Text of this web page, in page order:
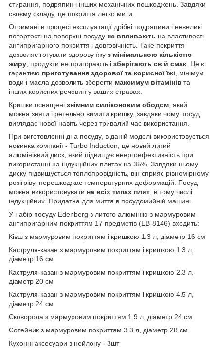
стирання, подряпин і інших механічних пошкоджень. Завдяки
своєму складу, це покриття легко мити.
Отримані в процесі експлуатації дрібні подряпини і невеликі
потертості на поверхні посуду не впливають на властивості
антипригарного покриття і довговічність. Таке покриття
дозволяє готувати здорову їжу з мінімальною кількістю
жиру, продукти не пригорають і зберігають свій смак. Це є
гарантією приготування здорової та корисної їжі, мінімум
води і масла дозволить зберегти максимум вітамінів та
інших корисних речовин у ваших стравах.
Кришки оснащені знімним силіконовим ободом, який
можна зняти і ретельно вимити кришку, завдяки чому посуд
виглядає нової навіть через тривалий час використання.
При виготовленні дна посуду, в даній моделі використовується
новинка компанії - Turbo Induction, це новий литий
алюмінієвий диск, який підвищує енергоефективність при
використанні на індукційних плитах на 35%. Завдяки цьому
диску підвищується теплопровідність, він сприяє рівномірному
розігріву, перешкоджає температурних деформацій. Посуд
можна використовувати на всіх типах плит, в тому числі
індукційних. Придатна для миття в посудомийній машині.
У набір посуду Edenberg з литого алюмінію з мармуровим
антипригарним покриттям 17 предметів (EB-8146) входить:
Ківш з мармуровим покриттям і кришкою 1.3 л, діаметр 16 см
Каструля-казан з мармуровим покриттям і кришкою 1.3 л,
діаметр 16 см
Каструля-казан з мармуровим покриттям і кришкою 2.3 л,
діаметр 20 см
Каструля-казан з мармуровим покриттям і кришкою 4.5 л,
діаметр 24 см
Сковорода з мармуровим покриттям 1.9 л, діаметр 24 см
Сотейник з мармуровим покриттям 3.3 л, діаметр 28 см
Кухонні аксесуари з нейлону - 3шт